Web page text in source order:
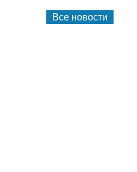
Все новости